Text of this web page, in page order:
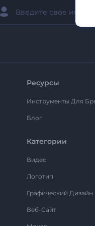
Ресурсы
Инструменты Для
Блог
Категории
Видео
Логотип
Графический Дизайн
Веб-Сайт